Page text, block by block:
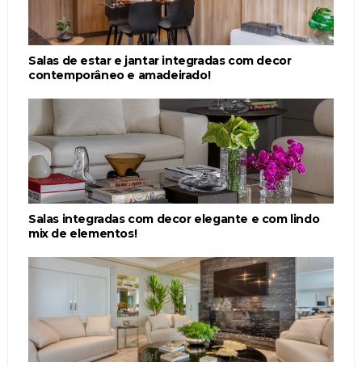
Salas de estar e jantar integradas com decor
contemporâneo e amadeirado!
Salas integradas com decor elegante e com lindo
mix de elementos!